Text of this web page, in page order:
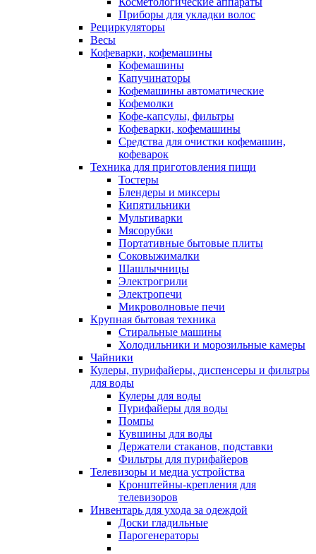
Приборы для укладки волос
Рециркуляторы
Весы
Кофеварки, кофемашины
Кофемашины
Капучинаторы
Кофемашины автоматические
Кофемолки
Кофе-капсулы, фильтры
Кофеварки, кофемашины
Средства для очистки кофемашин,
кофеварок
Техника для приготовления пищи
Тостеры
Блендеры и миксеры
Кипятильники
Мультиварки
Мясорубки
Портативные бытовые плиты
Соковыжималки
Шашлычницы
Электрогрили
Электропечи
Микроволновые печи
Крупная бытовая техника
Стиральные машины
Холодильники и морозильные камеры
Чайники
Кулеры, пурифайеры, диспенсеры и фильтры
для воды
Кулеры для воды
Пурифайеры для воды
Помпы
Кувшины для воды
Держатели стаканов, подставки
Фильтры для пурифайеров
Телевизоры и медиа устройства
Кронштейны-крепления для
телевизоров
Инвентарь для ухода за одеждой
Доски гладильные
Парогенераторы